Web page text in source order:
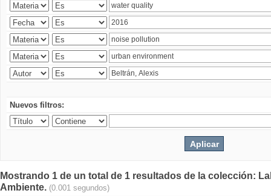
Nuevos filtros:
Mostrando 1 de un total de 1 resultados de la colección:
Ambiente. (0.001 segundos)